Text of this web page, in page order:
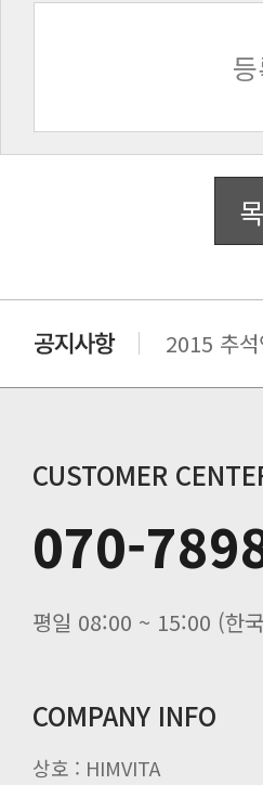
2015 추
추수감사절
추석기간
노동절(9
입금 고객
CUSTOMER
070-
평일 08:00 ~ 15:00 (한
COMPANY INFO
상호 : HIMVITA